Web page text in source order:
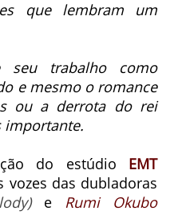
que lembram um
seu trabalho como
e mesmo o romance
ou a derrota do rei
importante.
do estúdio EMT
vozes das dubladoras
e Rumi Okubo